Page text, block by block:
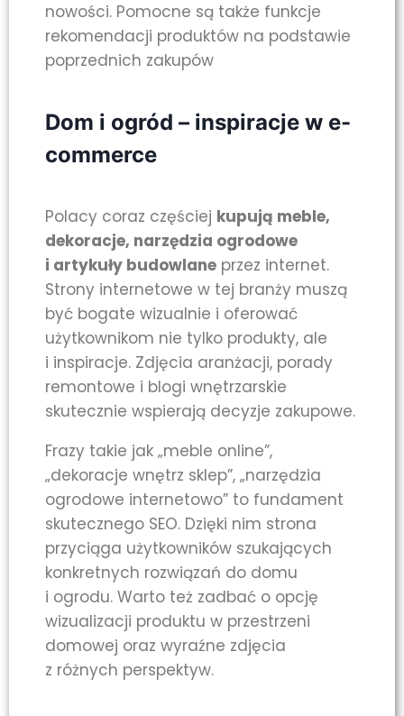
nowości. Pomocne są także funkcje
rekomendacji produktów na podstawie
poprzednich zakupów
Dom i ogród – inspiracje w e-
commerce
Polacy coraz częściej kupują meble,
dekoracje, narzędzia ogrodowe
i artykuły budowlane przez internet.
Strony internetowe w tej branży muszą
być bogate wizualnie i oferować
użytkownikom nie tylko produkty, ale
i inspiracje. Zdjęcia aranżacji, porady
remontowe i blogi wnętrzarskie
skutecznie wspierają decyzje zakupowe.
Frazy takie jak „meble online”,
„dekoracje wnętrz sklep”, „narzędzia
ogrodowe internetowo” to fundament
skutecznego SEO. Dzięki nim strona
przyciąga użytkowników szukających
konkretnych rozwiązań do domu
i ogrodu. Warto też zadbać o opcję
wizualizacji produktu w przestrzeni
domowej oraz wyraźne zdjęcia
z różnych perspektyw.